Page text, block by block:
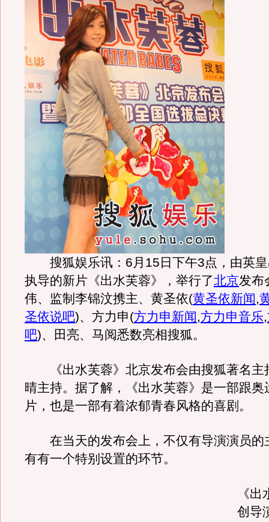
搜狐娱乐讯：6月15日下午3点，由英皇
执导的新片《出水芙蓉》，举行了北京发布
伟、监制李锦汶携主、黄圣依(黄圣依新闻,
圣依说吧)、方力申(方力申新闻,方力申音乐,
吧)、田亮、马阅悉数亮相搜狐。
《出水芙蓉》北京发布会由搜狐著名主
晴主持。据了解，《出水芙蓉》是一部跟奥
片，也是一部有着浓郁青春风格的喜剧。
在当天的发布会上，不仅有导演演员的
有有一个特别设置的环节。
《
创导